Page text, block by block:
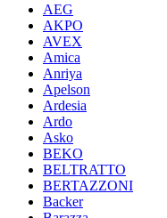
AEG
AKPO
AVEX
Amica
Anriya
Apelson
Ardesia
Ardo
Asko
BEKO
BELTRATTO
BERTAZZONI
Backer